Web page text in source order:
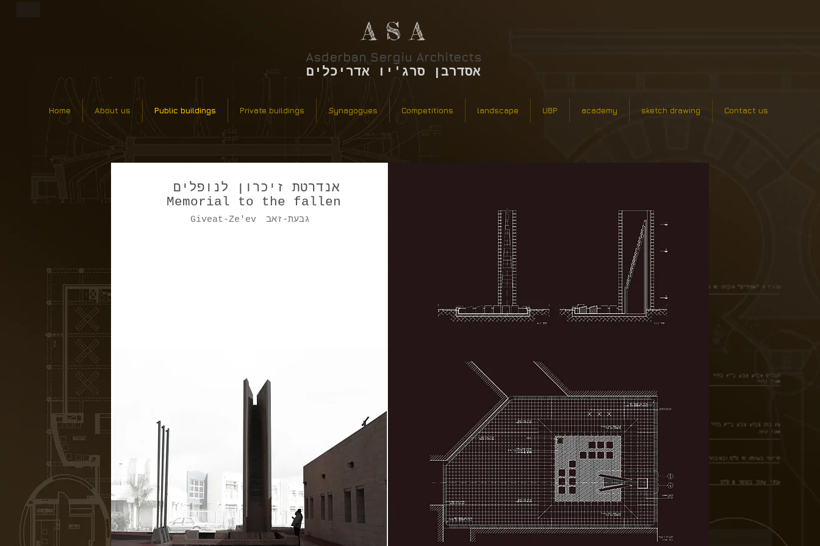
A S A
Asderban Sergiu Architects
אסדרבן סרג'יו אדריכלים
Home About us Public buildings Private buildings Synagogues Competitions landscape UBP academy sketch drawing Contact us
גבעת-זאב
אנדרטת זיכרון לנופלים
Memorial to the fallen
Giveat-Ze'ev